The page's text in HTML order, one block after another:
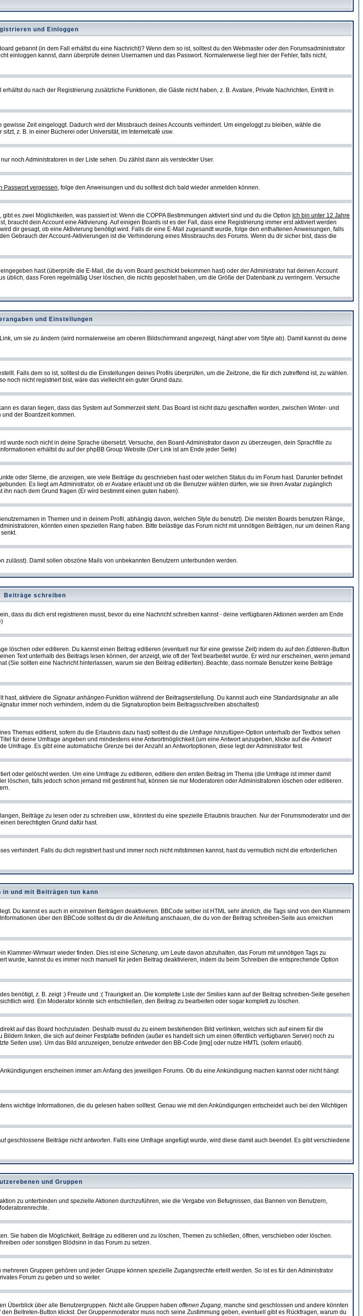
und Einloggen
gebannt (in dem Fall erhältst du eine Nachricht)? Wenn dem so ist, solltest du den Webmaster oder den Forumsadministrator
einloggen kannst, dann überprüfe deinen Usernamen und das Passwort. Normalerweise liegt hier der Fehler, falls nicht,
du nach der Registrierung zusätzliche Funktionen, die Gäste nicht haben, z. B. Avatare, Private Nachrichten, Eintritt in
Zeit eingeloggt. Dadurch wird der Missbrauch deines Accounts verhindert. Um eingeloggt zu bleiben, wähle die
z. B. in einer Bücherei oder Universität, im Internetcafé usw.
noch Administratoren in der Liste sehen. Du zählst dann als versteckter User.
Passwort vergessen, folge den Anweisungen und du solltest dich bald wieder anmelden können.
es zwei Möglichkeiten, was passiert ist: Wenn die COPPA Bestimmungen aktiviert sind und du die Option Ich bin unter 12 Jahre
dein Account eine Aktivierung. Auf einigen Boards ist es der Fall, dass eine Registrierung immer erst aktiviert werden
dir gesagt, ob eine Aktivierung benötigt wird. Falls dir eine E-Mail zugesandt wurde, folge den enthaltenen Anweisungen, falls
Gebrauch der Account-Aktivierungen ist die Verhinderung eines Missbrauchs des Forums. Wenn du dir sicher bist, dass die
hast (überprüfe die E-Mail, die du vom Board geschickt bekommen hast) oder der Administrator hat deinen Account
dass Foren regelmäßig User löschen, die nichts gepostet haben, um die Größe der Datenbank zu verringern. Versuche
und Einstellungen
um sie zu ändern (wird normalerweise am oberen Bildschirmrand angezeigt, hängt aber vom Style ab). Damit kannst du deine
Falls dem so ist, solltest du die Einstellungen deines Profils überprüfen, um die Zeitzone, die für dich zutreffend ist, zu wählen.
noch nicht registriert bist, wäre das vielleicht ein guter Grund dazu.
es daran liegen, dass das System auf Sommerzeit steht. Das Board ist nicht dazu geschaffen worden, zwischen Winter- und
der Boardzeit kommen.
wurde noch nicht in deine Sprache übersetzt. Versuche, den Board-Administrator davon zu überzeugen, dein Sprachfile zu
erhältst du auf der phpBB Group Website (Der Link ist am Ende jeder Seite)
oder Sterne, die anzeigen, wie viele Beiträge du geschrieben hast oder welchen Status du im Forum hast. Darunter befindet
Es liegt am Administrator, ob er Avatare erlaubt und ob die Benutzer wählen dürfen, wie sie ihren Avatar zugänglich
nach dem Grund fragen (Er wird bestimmt einen guten haben).
in Themen und in deinem Profil, abhängig davon, welchen Style du benutzt). Die meisten Boards benutzen Ränge,
könnten einen speziellen Rang haben. Bitte belästige das Forum nicht mit unnötigen Beiträgen, nur um deinen Rang
zulässt). Damit sollen obszöne Mails von unbekannten Benutzern unterbunden werden.
Beiträge schreiben
dass du dich erst registrieren musst, bevor du eine Nachricht schreiben kannst - deine verfügbaren Aktionen werden am Ende
löschen oder editieren. Du kannst einen Beitrag editieren (eventuell nur für eine gewisse Zeit) indem du auf den Editieren-Button
Text unterhalb des Beitrags lesen können, der anzeigt, wie oft der Text bearbeitet wurde. Er wird nur erscheinen, wenn jemand
(Sie sollten eine Nachricht hinterlassen, warum sie den Beitrag editierten). Beachte, dass normale Benutzer keine Beiträge
hast, aktiviere die Signatur anhängen-Funktion während der Beitragserstellung. Du kannst auch eine Standardsignatur an alle
immer noch verhindern, indem du die Signaturoption beim Beitragsschreiben abschaltest)
Themas editierst, sofern du die Erlaubnis dazu hast) solltest du die Umfrage hinzufügen-Option unterhalb der Textbox sehen
für deine Umfrage angeben und mindestens eine Antwortmöglichkeit (um eine Antwort anzugeben, klicke auf dieAntwort
Umfrage. Es gibt eine automatische Grenze bei der Anzahl an Antwortoptionen, diese legt der Administrator fest.
oder gelöscht werden. Um eine Umfrage zu editieren, editiere den ersten Beitrag im Thema (die Umfrage ist immer damit
falls jedoch schon jemand mit gestimmt hat, können sie nur Moderatoren oder Administratoren löschen oder editieren.
Beiträge zu lesen oder zu schreiben usw., könntest du eine spezielle Erlaubnis brauchen. Nur der Forumsmoderator und der
berechtigten Grund dafür hast.
verhindert. Falls du dich registriert hast und immer noch nicht mitstimmen kannst, hast du vermutlich nicht die erforderlichen
in und mit Beiträgen tun kann
Du kannst es auch in einzelnen Beiträgen deaktivieren. BBCode selber ist HTML sehr ähnlich, die Tags sind von den Klammern
über den BBCode solltest du dir die Anleitung anschauen, die du von der Beitrag schreiben-Seite aus erreichen
Klammer-Wirrwarr wieder finden. Dies ist eine Sicherung, um Leute davon abzuhalten, das Forum mit unnötigen Tags zu
wurde, kannst du es immer noch manuell für jeden Beitrag deaktivieren, indem du beim Schreiben die entsprechende Option
benötigt, z. B. zeigt :) Freude und :( Traurigkeit an. Die komplette Liste der Smilies kann auf der Beitrag schreiben-Seite gesehen
wird. Ein Moderator könnte sich entschließen, den Beitrag zu bearbeiten oder sogar komplett zu löschen.
auf das Board hochzuladen. Deshalb musst du zu einem bestehenden Bild verlinken, welches sich auf einem für die
linken, die sich auf deiner Festplatte befinden (außer es handelt sich um einen öffentlich verfügbaren Server) noch zu
Seiten usw). Um das Bild anzuzeigen, benutze entweder den BB-Code [img] oder nutze HMTL (sofern erlaubt).
erscheinen immer am Anfang des jeweiligen Forums. Ob du eine Ankündigung machen kannst oder nicht hängt
wichtige Informationen, die du gelesen haben solltest. Genau wie mit den Ankündigungen entscheidet auch bei den Wichtigen
Beiträge nicht antworten. Falls eine Umfrage angefügt wurde, wird diese damit auch beendet. Es gibt verschiedene
und Gruppen
zu unterbinden und spezielle Aktionen durchzuführen, wie die Vergabe von Befugnissen, das Bannen von Benutzern,
Sie haben die Möglichkeit, Beiträge zu editieren und zu löschen, Themen zu schließen, öffnen, verschieben oder löschen.
oder sonstigen Blödsinn in das Forum zu setzen.
Gruppen gehören und jeder Gruppe können spezielle Zugangsrechte erteilt werden. So ist es für den Administrator
Forum zu geben und so weiter.
Überblick über alle Benutzergruppen. Nicht alle Gruppen haben offenen Zugang, manche sind geschlossen und andere könnten
Beitreten-Button klickst. Der Gruppenmoderator muss noch seine Zustimmung geben, eventuell gibt es Rückfragen, warum du